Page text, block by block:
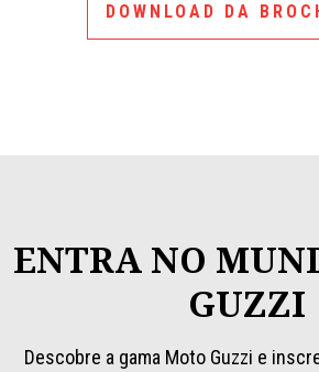
DOWNLOAD DA
ENTRA NO
GUZZI
Descobre a gama Moto Guzzi e